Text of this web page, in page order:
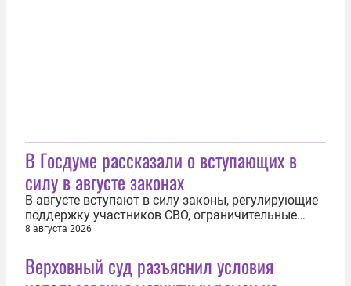
В Госдуме рассказали о вступающих в
силу в августе законах
В августе вступают в силу законы, регулирующие
поддержку участников СВО, ограничительные
меры в отношении признанных виновными
релокантов и стабилизацию топливного рынка.
Об этом 8 августа сообщил председатель
Госдумы Вячеслав Володин. «Введены
8 августа 2026
Верховный суд разъяснил условия